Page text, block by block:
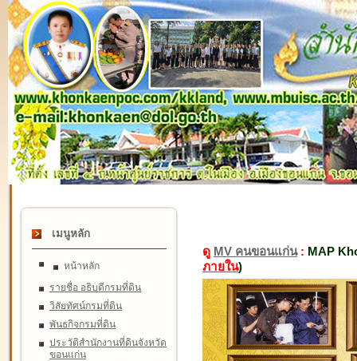
เมนูหลัก
หน้าหลัก
รายชื่อ อธิบดีกรมที่ดิน
วิสัยทัศน์กรมที่ดิน
พันธกิจกรมที่ดิน
ประวัติสำนักงานที่ดินจังหวัด
ขอนแก่น
ดู MV คนขอนแก่น: MAP
ภายใน)